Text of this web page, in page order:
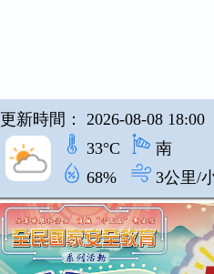
更新時間： 2026-08-08 18:00
33°C
南
68%
3公里/